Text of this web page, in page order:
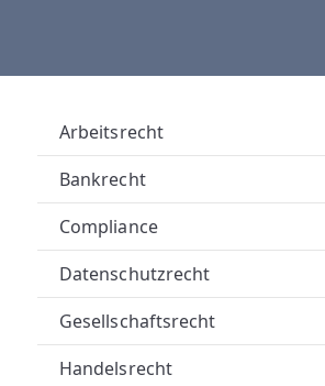
E
Arbeitsrecht
Bankrecht
Compliance
Datenschutzrecht
Gesellschaftsrecht
Handelsrecht